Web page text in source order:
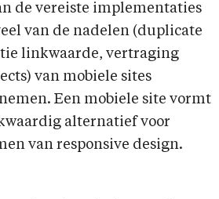
de vereiste implementaties
van de nadelen (duplicate
linkwaarde, vertraging
van mobiele sites
Een mobiele site vormt
alternatief voor
van responsive design.